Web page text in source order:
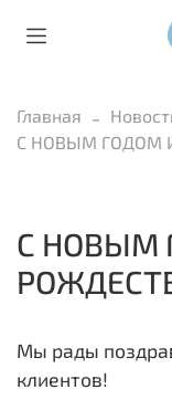
Главная
С НОВЫМ ГОДОМ
С НОВЫМ
Мы рады
клиентов!